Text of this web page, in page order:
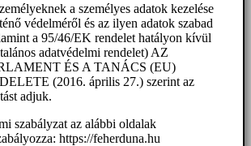
a személyes adatok kezelése
védelméről és az ilyen adatok szabad
a 95/46/EK rendelet hatályon kívül
adatvédelmi rendelet) AZ
ÉS A TANÁCS (EU)
(2016. április 27.) szerint az
adjuk.
szabályzat az alábbi oldalak
https://feherduna.hu